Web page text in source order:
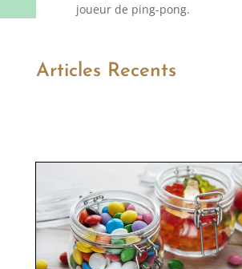
joueur de ping-pong.
Articles Recents